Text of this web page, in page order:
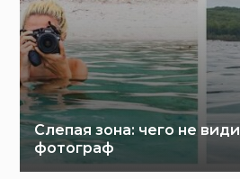
Слепая зона: чего не
фотограф